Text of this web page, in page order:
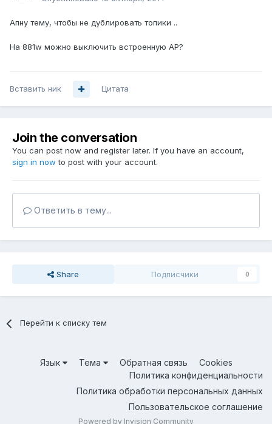
Апну тему, чтобы не дублировать топики ..
На 881w можно выключить встроенную AP?
Вставить ник Цитата
Join the conversation
You can post now and register later. If you have an account,
sign in now to post with your account.
Ответить в тему...
Share Подписчики 0
Перейти к списку тем
Язык Тема Обратная связь
Cookies
Политика конфиденциальности
Политика обработки персональных данных
Пользовательское соглашение
Powered by Invision Community